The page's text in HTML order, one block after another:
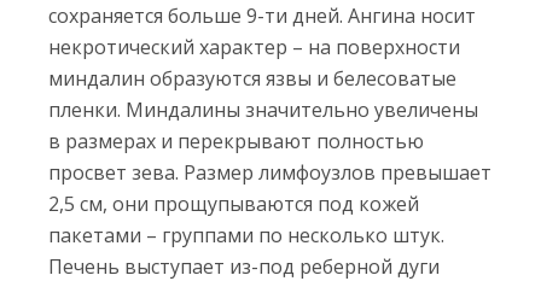
сохраняется больше 9-ти дней. Ангина носит
некротический характер – на поверхности
миндалин образуются язвы и белесоватые
пленки. Миндалины значительно увеличены
в размерах и перекрывают полностью
просвет зева. Размер лимфоузлов превышает
2,5 см, они прощупываются под кожей
пакетами – группами по несколько штук.
Печень выступает из-под реберной дуги